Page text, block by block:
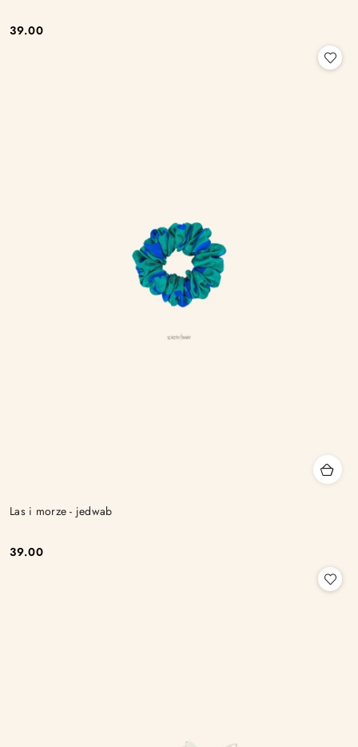
Cena:
39.00
Las i morze - jedwab
Cena:
39.00